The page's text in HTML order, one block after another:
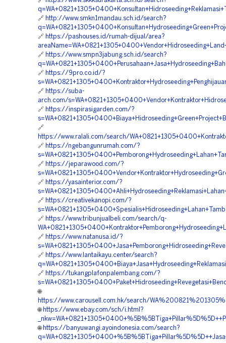
🔗 http://www.smkn1mandau.sch.id/search?
🔗 https://pashouses.id/rumah-dijual/area?
🔗 https://www.smpn3jabung.sch.id/search?
🔗 https://9pro.co.id/?
🔗 https://suba-
arch.com/
🔗 https://inspirasigarden.com/?
🔗
https://www.ralali.com/search/
🔗 https://ngebangunrumah.com/?
🔗 https://jeparawood.com/?
🔗 https://yasainterior.com/?
🔗 https://creativekanopi.com/?
🔗 https://www.tribunjualbeli.com/search/q-
🔗 https://www.natanusa.id/?
🔗 https://www.lantaikayu.center/search?
🔗 https://tukangplafonpalembang.com/?
🌐
https://www.carousell.com.hk/search/
🌐 https://www.ebay.com/sch/i.html?
🌐 https://banyuwangi.ayoindonesia.com/search?